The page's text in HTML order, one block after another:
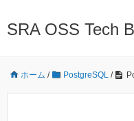
SRA OSS Tech
ホーム / PostgreSQL /